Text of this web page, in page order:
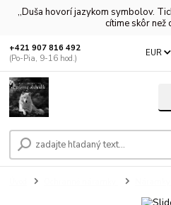
,,Duša hovorí jazykom symbolov.
cítime skôr než
EUR
+421 907 816 492
(Po-Pia, 9-16 hod.)